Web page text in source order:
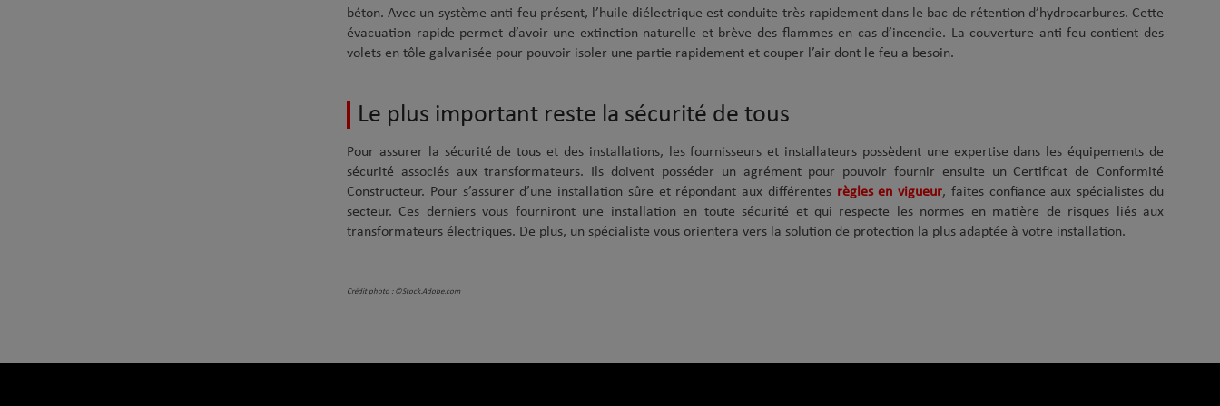
béton. Avec un système anti-feu présent, l’huile diélectrique est conduite très rapidement dans le bac de rétention d’hydrocarbures. Cette
évacuation rapide permet d’avoir une extinction naturelle et brève des flammes en cas d’incendie. La couverture anti-feu contient des
volets en tôle galvanisée pour pouvoir isoler une partie rapidement et couper l’air dont le feu a besoin.
Le plus important reste la sécurité de tous
Pour assurer la sécurité de tous et des installations, les fournisseurs et installateurs possèdent une expertise dans les équipements de
sécurité associés aux transformateurs. Ils doivent posséder un agrément pour pouvoir fournir ensuite un Certificat de Conformité
Constructeur. Pour s’assurer d’une installation sûre et répondant aux différentes règles en vigueur, faites confiance aux spécialistes du
secteur. Ces derniers vous fourniront une installation en toute sécurité et qui respecte les normes en matière de risques liés aux
transformateurs électriques. De plus, un spécialiste vous orientera vers la solution de protection la plus adaptée à votre installation.
Crédit photo : ©Stock.Adobe.com